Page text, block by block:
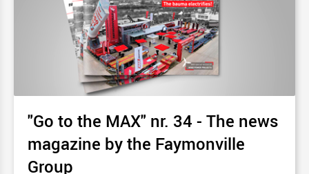
"Go to the MAX" nr. 34 - The news
magazine by the Faymonville
Group